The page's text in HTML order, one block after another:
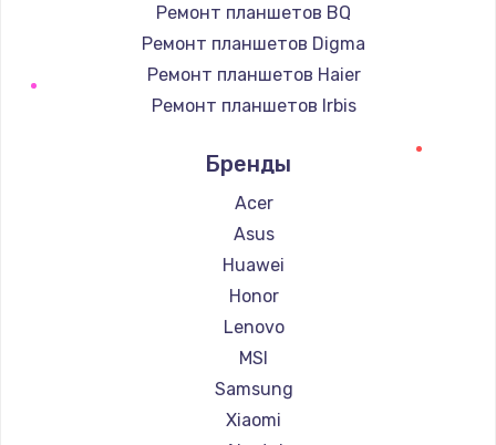
Ремонт планшетов BQ
Ремонт планшетов Digma
Ремонт планшетов Haier
Ремонт планшетов Irbis
Ремонт планшетов Microsoft
Ремонт планшетов BlackView
Ремонт планшетов Amazon
Ремонт планшетов Aquarius
Ремонт планшетов Philips
Ремонт планшетов Dell
Ремонт планшетов HP
Ремонт планшетов Getac
Ремонт планшетов ZTE
Бренды
Acer
Asus
Huawei
Honor
Lenovo
MSI
Samsung
Xiaomi